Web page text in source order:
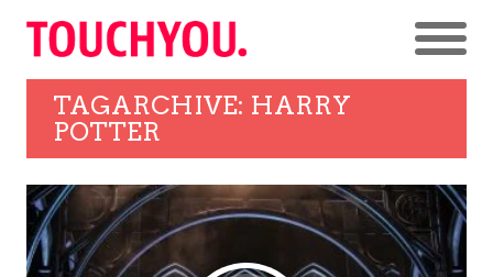
TAGARCHIVE: HARRY
POTTER